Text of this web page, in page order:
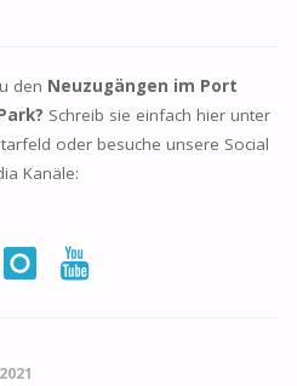
den Neuzugängen im Port
Schreib sie einfach hier unter
oder besuche unsere Social
Kanäle: